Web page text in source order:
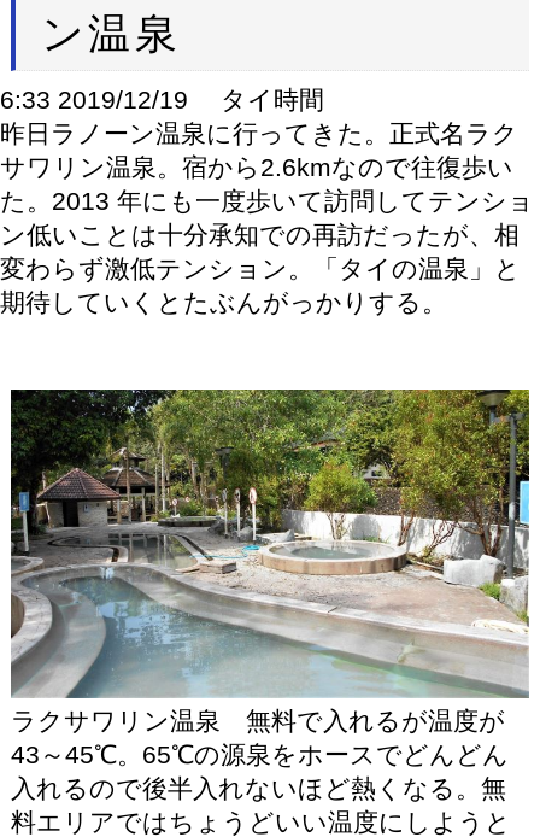
ン温泉
6:33 2019/12/19 タイ時間
昨日ラノーン温泉に行ってきた。正式名ラク
サワリン温泉。宿から2.6kmなので往復歩い
た。2013 年にも一度歩いて訪問してテンショ
ン低いことは十分承知での再訪だったが、相
変わらず激低テンション。「タイの温泉」と
期待していくとたぶんがっかりする。
ラクサワリン温泉 無料で入れるが温度が
43～45℃。65℃の源泉をホースでどんどん
入れるので後半入れないほど熱くなる。無
料エリアではちょうどいい温度にしようと